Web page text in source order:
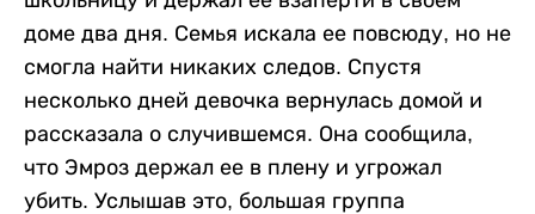
доме два дня. Семья искала ее повсюду, но не
смогла найти никаких следов. Спустя
несколько дней девочка вернулась домой и
рассказала о случившемся. Она сообщила,
что Эмроз держал ее в плену и угрожал
убить. Услышав это, большая группа